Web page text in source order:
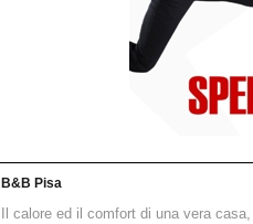
B&B Pisa
Il calore ed il comfort di una vera